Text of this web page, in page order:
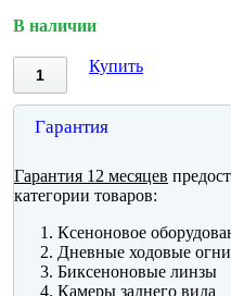
В наличии
Купить
Гарантия
Гарантия 12 месяцев
категории товаров:
Ксеноновое
Дневные ходовые огни
Биксеноновые линзы
Камеры заднего вида